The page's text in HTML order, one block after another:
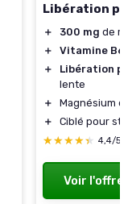
Libération
＋ 300 mg de
＋
Vitamine B6
＋
Libération
lente
＋
Magnésium
＋
Ciblé pour
★★★★★
★★★★★ 4,4/5
Voir l'offre